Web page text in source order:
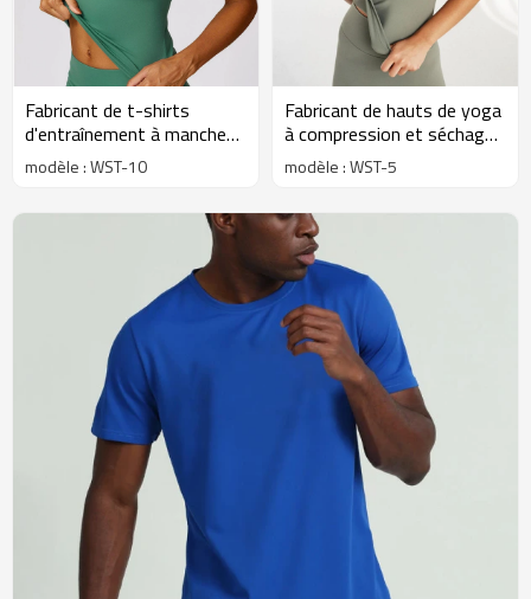
Fabricant de t-shirts
d'entraînement à manches
courtes | Fournisseur de t-
shirts de sport à séchage
modèle : WST-10
Fabricant de hauts de yoga
à compression et séchage
rapide | Fournisseur de
vêtements de sport à
pour femmes
modèle : WST-5